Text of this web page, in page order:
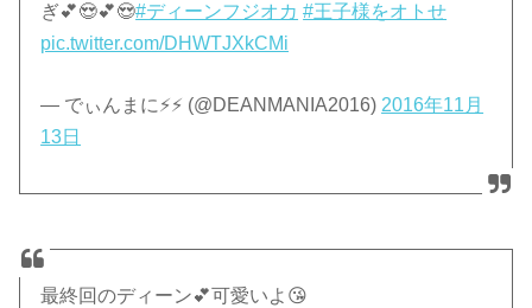
ぎ💕😍💕😍#ディーンフジオカ #王子様をオトせ
pic.twitter.com/DHWTJXkCMi
— でぃんまに⚡️⚡️ (@DEANMANIA2016) 2016年11月
13日
最終回のディーン💕可愛いよ😘